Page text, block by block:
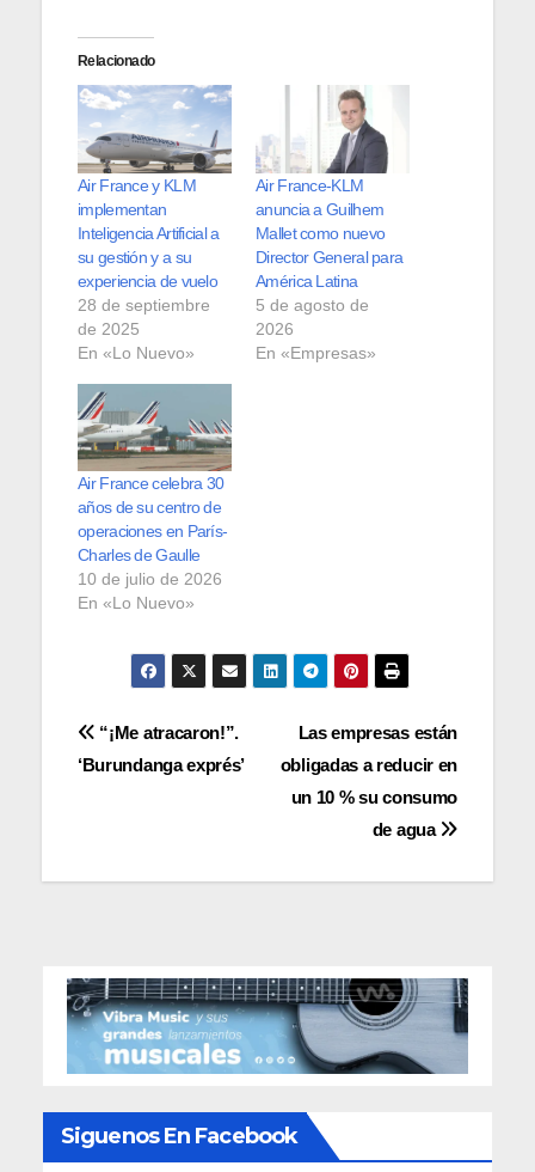
Relacionado
Air France y KLM
implementan
Inteligencia Artificial a
su gestión y a su
experiencia de vuelo
28 de septiembre
de 2025
En «Lo Nuevo»
Air France-KLM
anuncia a Guilhem
Mallet como nuevo
Director General para
América Latina
5 de agosto de
2026
En «Empresas»
Air France celebra 30
años de su centro de
operaciones en París-
Charles de Gaulle
10 de julio de 2026
En «Lo Nuevo»
Navegación
Las empresas están
obligadas a reducir en
un 10 % su consumo
de agua
“¡Me atracaron!”.
‘Burundanga exprés’
Siguenos En Facebook